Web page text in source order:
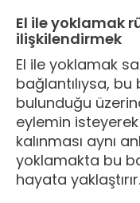
El ile yoklamak
ilişkilendirmek
El ile yoklamak
bağlantılıysa, bu
bulunduğu
eylemin
kalınması aynı
yoklamakta bu
hayata yaklaştırır.